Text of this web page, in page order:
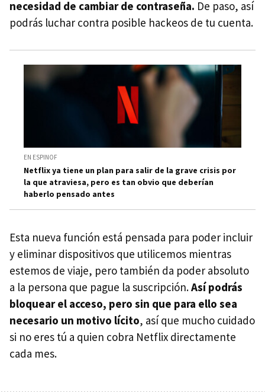
necesidad de cambiar de contraseña. De paso, así
podrás luchar contra posible hackeos de tu cuenta.
EN ESPINOF
Netflix ya tiene un plan para salir de la grave crisis por
la que atraviesa, pero es tan obvio que deberían
haberlo pensado antes
Esta nueva función está pensada para poder incluir
y eliminar dispositivos que utilicemos mientras
estemos de viaje, pero también da poder absoluto
a la persona que pague la suscripción.Así podrás
bloquear el acceso, pero sin que para ello sea
necesario un motivo lícito, así que mucho cuidado
si no eres tú a quien cobra Netflix directamente
cada mes.